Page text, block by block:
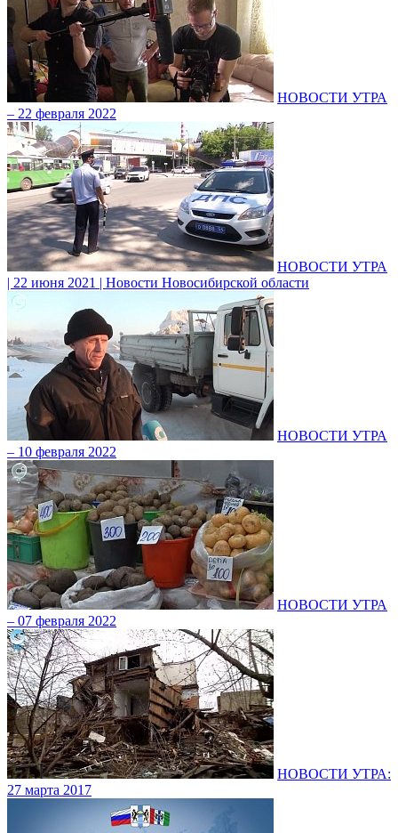
НОВОСТИ УТРА
– 22 февраля 2022
НОВОСТИ УТРА
| 22 июня 2021 | Новости Новосибирской области
НОВОСТИ УТРА
– 10 февраля 2022
НОВОСТИ УТРА
– 07 февраля 2022
НОВОСТИ УТРА:
27 марта 2017